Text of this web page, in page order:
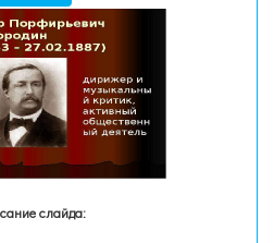
слайда: